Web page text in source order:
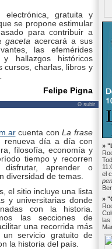
electrónica, gratuita y
se propone estimular
para contribuir a
gacetaacercará a sus
las efemérides
hallazgos históricos
cursos, charlas, libros y
Felipe Pigna
»
el
»
las
Θ subir
cuenta conLa frase
renueva día a día con
filosofía, economía y
tiempo y recorren
disfrutar, aprender o
diversidad de temas.
el sitio incluye una lista
y universitarias donde
con la historia.
las secciones de
una recorrida más
servicio gratuito de
la historia del país.